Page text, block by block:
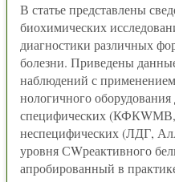
В статье представлены
биохимических
диагностики различных
болезни. Приведены
наблюдений с
нологичного
специфических
неспецифических (ЛДГ,
уровня СWреактивного
апробированный в